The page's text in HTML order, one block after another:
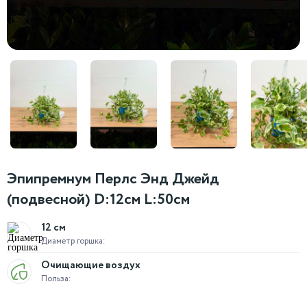
Эпипремнум Перлс Энд Джейд
(подвесной) D:12см L:50см
Диаметр горшка:
12 см
Польза:
Очищающие воздух